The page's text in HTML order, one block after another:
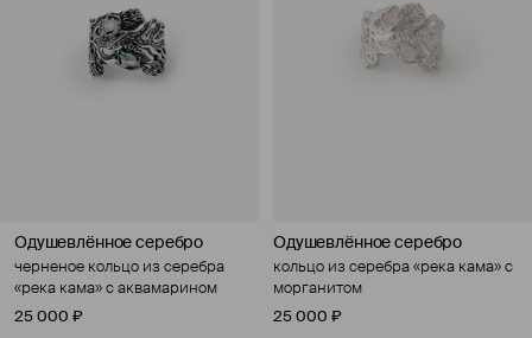
Одушевлённое серебро
черненое кольцо из серебра
«река кама» с аквамарином
25 000 ₽
Одушевлённое серебро
кольцо из серебра «река кама» с
морганитом
25 000 ₽